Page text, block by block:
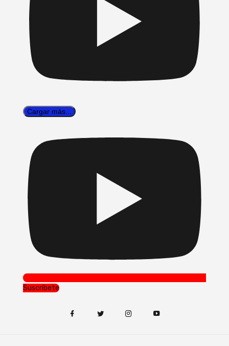
Cargar más...
Suscríbete